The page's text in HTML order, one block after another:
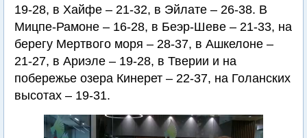
19-28, в Хайфе – 21-32, в Эйлате – 26-38. В
Мицпе-Рамоне – 16-28, в Беэр-Шеве – 21-33, на
берегу Мертвого моря – 28-37, в Ашкелоне –
21-27, в Ариэле – 19-28, в Тверии и на
побережье озера Кинерет – 22-37, на Голанских
высотах – 19-31.